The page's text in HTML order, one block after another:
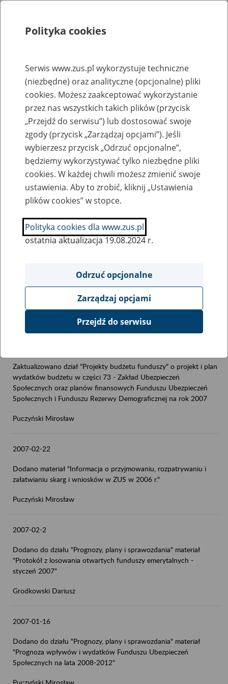
Strona główna
Rejestr zmian
2007-04-24
Dodano do działu "Prognozy, plany, sprawozdania-
>Sprawozdania okresowe" bilanse FUS, FRD i FAL na dzień 31
2007-04-19
>"Prognozy" o nową wersję materiału "Prognoza wpływów i
wydatków funduszu emerytalnego do 2050 roku" przekazaną
Ministrowi Pracy i Polityki Społecznej
Zaktualizowano dział "Projekty budżetu funduszy" o projekt i plan
wydatków budżetu w części 73 - Zakład Ubezpieczeń
Społecznych oraz planów finansowych Funduszu Ubezpieczeń
Społecznych i Funduszu Rezerwy Demograficznej na rok 2007
Puczyński Mirosław
2007-02-22
Dodano materiał "Informacja o przyjmowaniu, rozpatrywaniu i
załatwianiu skarg i wniosków w ZUS w 2006 r."
Puczyński Mirosław
2007-02-2
Dodano do działu "Prognozy, plany i sprawozdania" materiał
"Protokół z losowania otwartych funduszy emerytalnych -
styczeń 2007"
Grodkowski Dariusz
2007-01-16
Dodano do działu "Prognozy, plany i sprawozdania" materiał
"Prognoza wpływów i wydatków Funduszu Ubezpieczeń
Społecznych na lata 2008-2012"
Puczyński Mirosław
Polityka cookies
Serwis www.zus.pl wykorzystuje techniczne
(niezbędne) oraz analityczne (opcjonalne) pliki
cookies. Możesz zaakceptować wykorzystanie
przez nas wszystkich takich plików (przycisk
„Przejdź do serwisu”) lub dostosować swoje
zgody (przycisk „Zarządzaj opcjami”). Jeśli
wybierzesz przycisk „Odrzuć opcjonalne”,
będziemy wykorzystywać tylko niezbędne pliki
cookies. W każdej chwili możesz zmienić swoje
ustawienia. Aby to zrobić, kliknij „Ustawienia
plików cookies” w stopce.
Polityka cookies dla www.zus.pl
ostatnia aktualizacja 19.08.2024 r.
Odrzuć opcjonalne
Zarządzaj opcjami
Przejdź do serwisu